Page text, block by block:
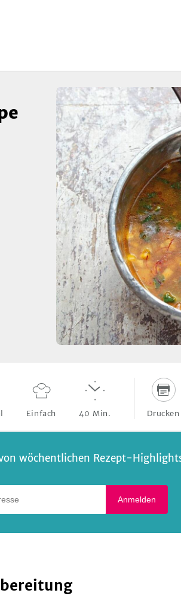
Einfach 40 Min. Drucken
wöchentlichen Rezept-
Anmelden